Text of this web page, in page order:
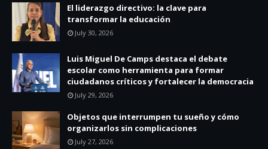
El liderazgo directivo: la clave para
transformar la educación
July 30, 2026
Luis Miguel De Camps destaca el debate
escolar como herramienta para formar
ciudadanos críticos y fortalecer la democracia
July 29, 2026
Objetos que interrumpen tu sueño y cómo
organizarlos sin complicaciones
July 27, 2026